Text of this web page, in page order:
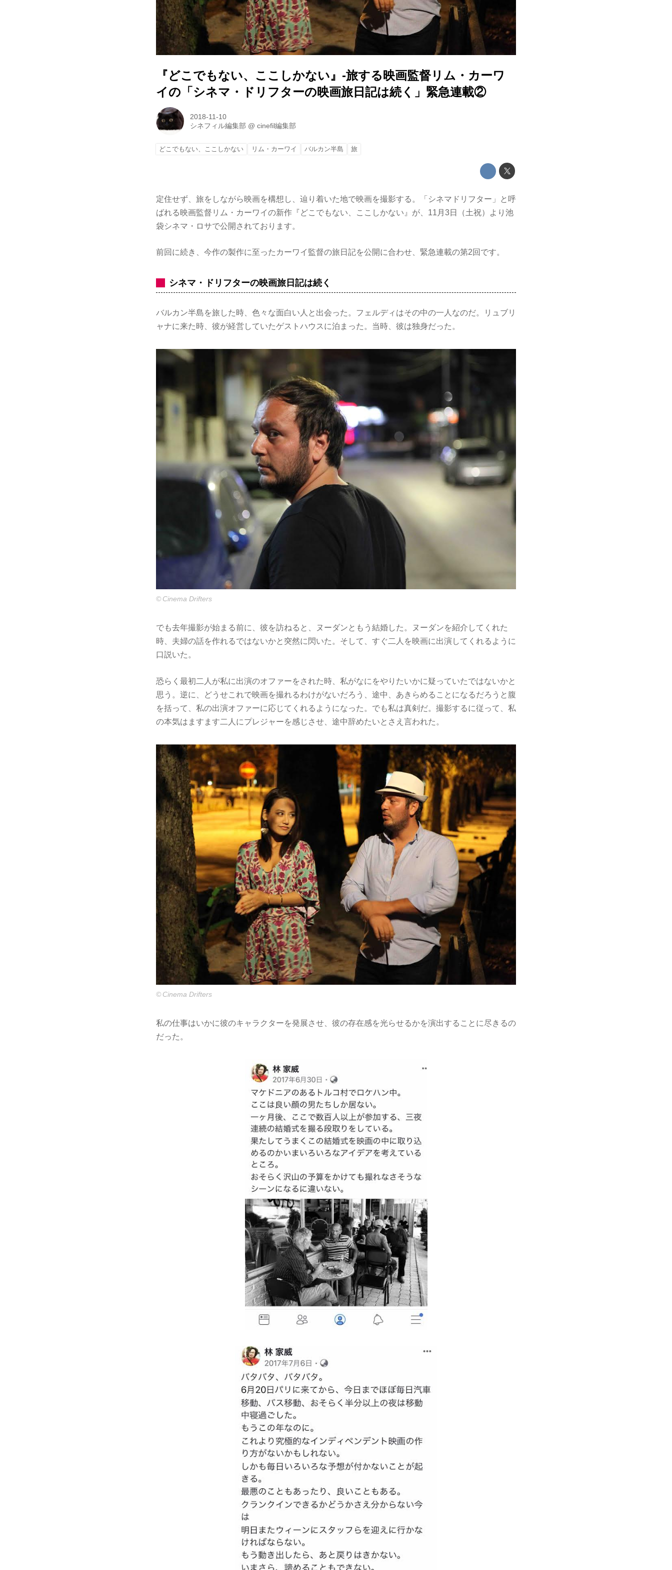
『どこでもない、ここしかない』-旅する映画監督リム・カーワ
イの「シネマ・ドリフターの映画旅日記は続く」緊急連載②
2018-11-10
シネフィル編集部 @cinefil編集部
どこでもない、ここしかない リム・カーワイ バルカン半島 旅
定住せず、旅をしながら映画を構想し、辿り着いた地で映画を撮影する。「シネマドリフター」と呼
ばれる映画監督リム・カーワイの新作『どこでもない、ここしかない』が、11月3日（土祝）より池
袋シネマ・ロサで公開されております。
前回に続き、今作の製作に至ったカーワイ監督の旅日記を公開に合わせ、緊急連載の第2回です。
シネマ・ドリフターの映画旅日記は続く
バルカン半島を旅した時、色々な面白い人と出会った。フェルディはその中の一人なのだ。リュブリ
ャナに来た時、彼が経営していたゲストハウスに泊まった。当時、彼は独身だった。
© Cinema Drifters
でも去年撮影が始まる前に、彼を訪ねると、ヌーダンともう結婚した。ヌーダンを紹介してくれた
時、夫婦の話を作れるではないかと突然に閃いた。そして、すぐ二人を映画に出演してくれるように
口説いた。
恐らく最初二人が私に出演のオファーをされた時、私がなにをやりたいかに疑っていたではないかと
思う。逆に、どうせこれで映画を撮れるわけがないだろう、途中、あきらめることになるだろうと腹
を括って、私の出演オファーに応じてくれるようになった。でも私は真剣だ。撮影するに従って、私
の本気はますます二人にプレジャーを感じさせ、途中辞めたいとさえ言われた。
© Cinema Drifters
私の仕事はいかに彼のキャラクターを発展させ、彼の存在感を光らせるかを演出することに尽きるの
だった。